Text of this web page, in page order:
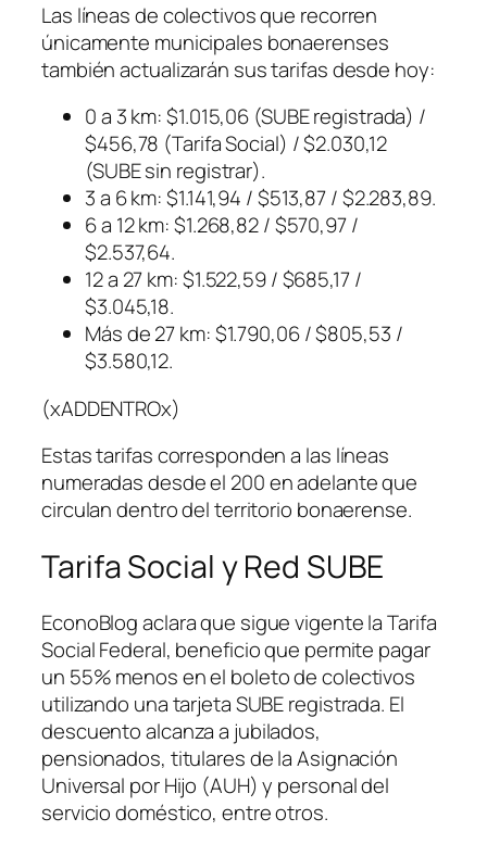
Las líneas de colectivos que recorren
únicamente municipales bonaerenses
también actualizarán sus tarifas desde hoy:
0 a 3 km: $1.015,06 (SUBE registrada) /
$456,78 (Tarifa Social) / $2.030,12
(SUBE sin registrar).
3 a 6 km: $1.141,94 / $513,87 / $2.283,89.
6 a 12 km: $1.268,82 / $570,97 /
$2.537,64.
12 a 27 km: $1.522,59 / $685,17 /
$3.045,18.
Más de 27 km: $1.790,06 / $805,53 /
$3.580,12.
(xADDENTROx)
Estas tarifas corresponden a las líneas
numeradas desde el 200 en adelante que
circulan dentro del territorio bonaerense.
Tarifa Social y Red SUBE
EconoBlog aclara que sigue vigente la Tarifa
Social Federal, beneficio que permite pagar
un 55% menos en el boleto de colectivos
utilizando una tarjeta SUBE registrada. El
descuento alcanza a jubilados,
pensionados, titulares de la Asignación
Universal por Hijo (AUH) y personal del
servicio doméstico, entre otros.